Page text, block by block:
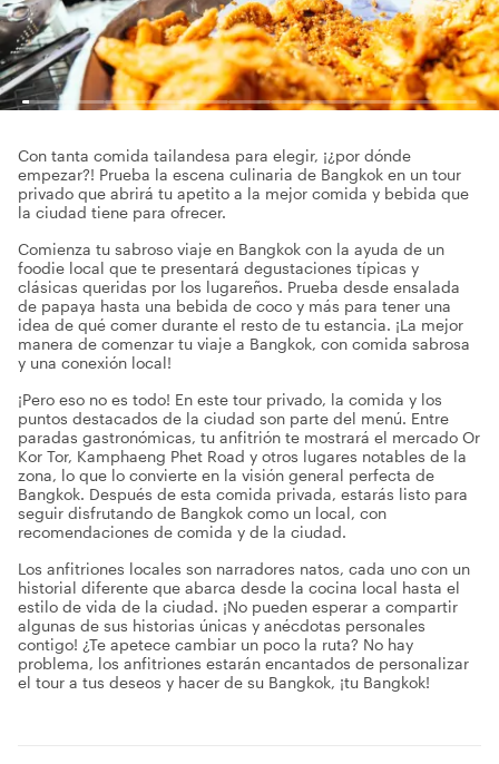
Con tanta comida tailandesa para elegir, ¡¿por dónde
empezar?! Prueba la escena culinaria de Bangkok en un tour
privado que abrirá tu apetito a la mejor comida y bebida que
la ciudad tiene para ofrecer.
Comienza tu sabroso viaje en Bangkok con la ayuda de un
foodie local que te presentará degustaciones típicas y
clásicas queridas por los lugareños. Prueba desde ensalada
de papaya hasta una bebida de coco y más para tener una
idea de qué comer durante el resto de tu estancia. ¡La mejor
manera de comenzar tu viaje a Bangkok, con comida sabrosa
y una conexión local!
¡Pero eso no es todo! En este tour privado, la comida y los
puntos destacados de la ciudad son parte del menú. Entre
paradas gastronómicas, tu anfitrión te mostrará el mercado Or
Kor Tor, Kamphaeng Phet Road y otros lugares notables de la
zona, lo que lo convierte en la visión general perfecta de
Bangkok. Después de esta comida privada, estarás listo para
seguir disfrutando de Bangkok como un local, con
recomendaciones de comida y de la ciudad.
Los anfitriones locales son narradores natos, cada uno con un
historial diferente que abarca desde la cocina local hasta el
estilo de vida de la ciudad. ¡No pueden esperar a compartir
algunas de sus historias únicas y anécdotas personales
contigo! ¿Te apetece cambiar un poco la ruta? No hay
problema, los anfitriones estarán encantados de personalizar
el tour a tus deseos y hacer de su Bangkok, ¡tu Bangkok!